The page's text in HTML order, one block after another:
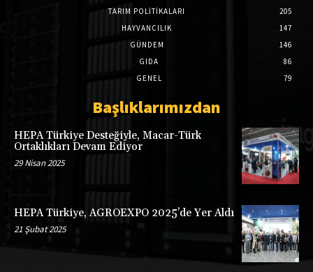
TARIM POLITIKALARI
205
HAYVANCILIK
147
GÜNDEM
146
GIDA
86
GENEL
79
Başlıklarımızdan
HEPA Türkiye Desteğiyle, Macar-Türk
Ortaklıkları Devam Ediyor
29 Nisan 2025
HEPA Türkiye, AGROEXPO 2025’de Yer Aldı
21 Şubat 2025